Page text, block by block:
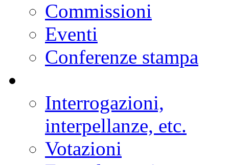
Assemblea
Commissioni
Conferenze stampa